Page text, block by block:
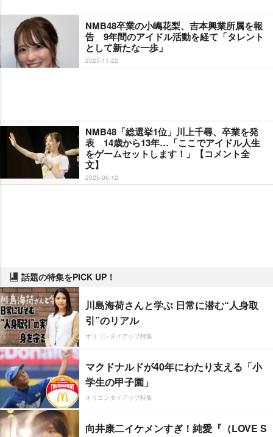
NMB48卒業の小嶋花梨、吉本興業所属を報
告 9年間のアイドル活動を経て「タレント
として新たな一歩」
2025-11-22
NMB48「総選挙1位」川上千尋、卒業を発
表 14歳から13年…「ここでアイドル人生
をゲームセットします！」【コメント全
文】
2025-06-12
話題の特集をPICK UP！
川島海荷さんと学ぶ 日常に潜む“人身取
引”のリアル
オリコンタイアップ特集
マクドナルドが40年にわたり支える「小
学生の甲子園」
オリコンタイアップ特集
向井康二イケメンすぎ！純愛『（LOVE S